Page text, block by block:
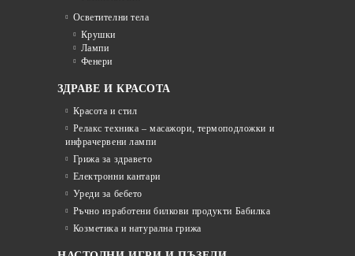
Осветителни тела
Крушки
Лампи
Фенери
ЗДРАВЕ И КРАСОТА
Красота и стил
Релакс техника – масажори, термоподложки и
инфрачервени лампи
Грижа за здравето
Електронни кантари
Уреди за бебето
Ръчно изработени билкови продукти Бабилка
Козметика и натурална грижа